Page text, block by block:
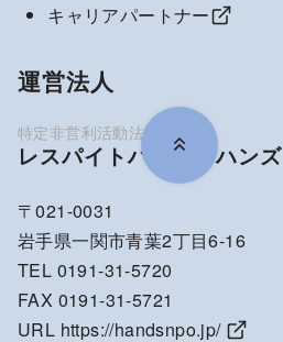
キャリアパートナー
運営法人
レスパイトハウス・ハンズ
〒021-0031
岩手県一関市青葉2丁目6-16
TEL 0191-31-5720
FAX 0191-31-5721
URL https://handsnpo.jp/